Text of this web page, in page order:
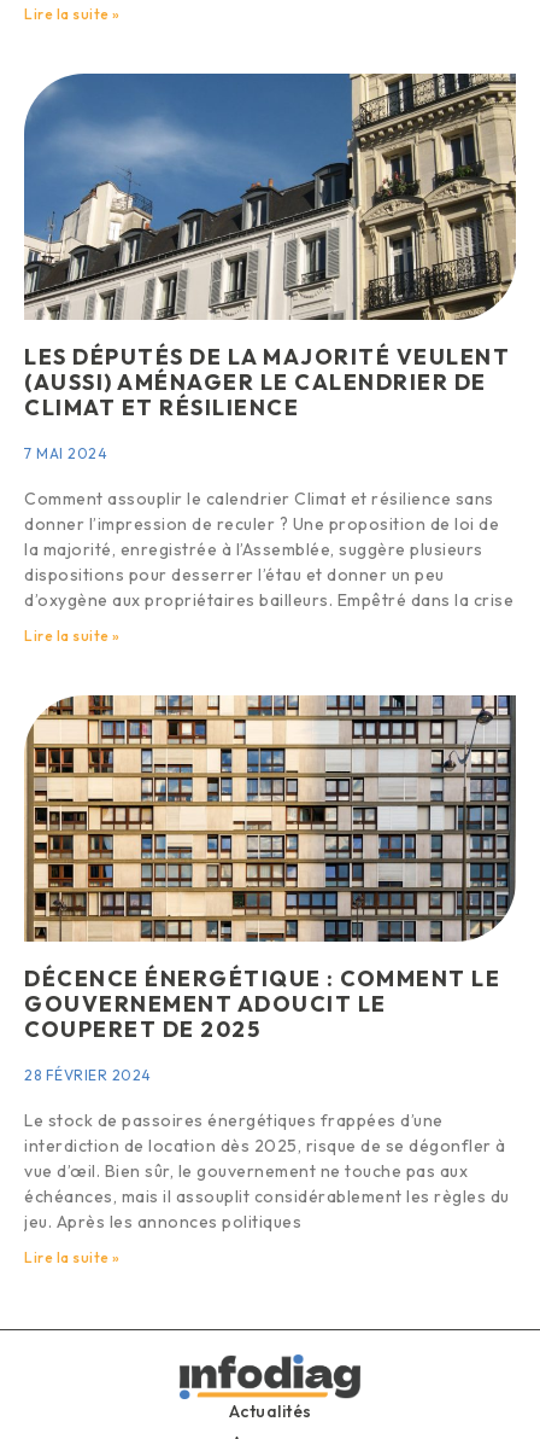
Lire la suite »
LES DÉPUTÉS DE LA MAJORITÉ VEULENT
(AUSSI) AMÉNAGER LE CALENDRIER DE
CLIMAT ET RÉSILIENCE
7 MAI 2024
Comment assouplir le calendrier Climat et résilience sans
donner l’impression de reculer ? Une proposition de loi de
la majorité, enregistrée à l’Assemblée, suggère plusieurs
dispositions pour desserrer l’étau et donner un peu
d’oxygène aux propriétaires bailleurs. Empêtré dans la crise
Lire la suite »
DÉCENCE ÉNERGÉTIQUE : COMMENT LE
GOUVERNEMENT ADOUCIT LE
COUPERET DE 2025
28 FÉVRIER 2024
Le stock de passoires énergétiques frappées d’une
interdiction de location dès 2025, risque de se dégonfler à
vue d’œil. Bien sûr, le gouvernement ne touche pas aux
échéances, mais il assouplit considérablement les règles du
jeu. Après les annonces politiques
Lire la suite »
Actualités